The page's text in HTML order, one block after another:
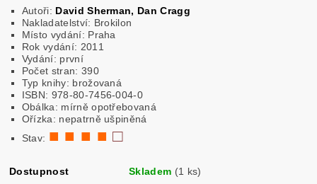
Autoři: David Sherman, Dan Cragg
Nakladatelství: Brokilon
Místo vydání: Praha
Rok vydání: 2011
Vydání: první
Počet stran: 390
Typ knihy: brožovaná
ISBN: 978-80-7456-004-0
Obálka: mírně opotřebovaná
Ořízka: nepatrně ušpiněná
Stav: ■ ■ ■ ■ □
Dostupnost Skladem (1 ks)